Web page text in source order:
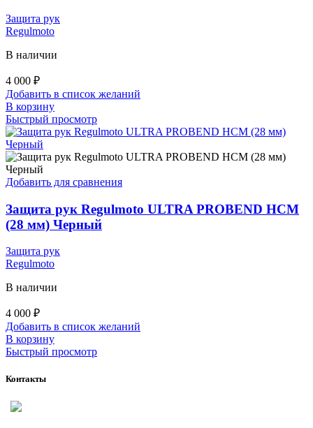
Защита рук
Regulmoto
В наличии
4 000 ₽
Добавить в список желаний
В корзину
Быстрый просмотр
Добавить для сравнения
Защита рук Regulmoto ULTRA PROBEND HCM
(28 мм) Черный
Защита рук
Regulmoto
В наличии
4 000 ₽
Добавить в список желаний
В корзину
Быстрый просмотр
Контакты